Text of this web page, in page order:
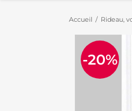
Accueil Rideau,
-20%